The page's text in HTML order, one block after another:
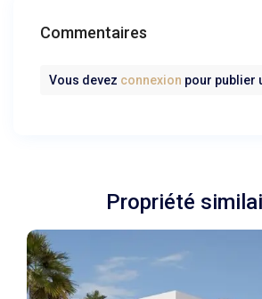
Commentaires
Vous devez connexion pour publier
Propriété